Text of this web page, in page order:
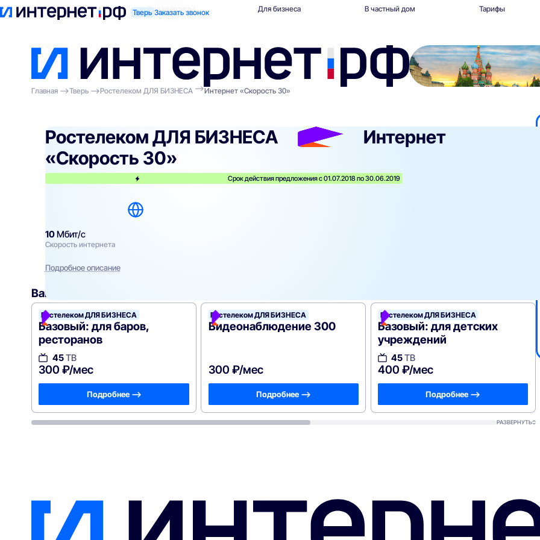
Тверь Заказать звонок
Поиск по адресу Для квартиры Для бизнеса В частный дом Тарифы
Главная
Тверь Ростелеком ДЛЯ БИЗНЕСА Интернет «Скорость 30»
Ростелеком ДЛЯ БИЗНЕСА
Интернет
«Скорость 30»
Срок действия предложения с 01.07.2018 по 30.06.2019
10Мбит/с
Скорость интернета
Подробное описание
Вам могут подойти
Ростелеком ДЛЯ БИЗНЕСА
Базовый: для баров,
ресторанов
45ТВ
300 ₽/мес
Подробнее —>
Ростелеком ДЛЯ БИЗНЕСА
Видеонаблюдение 300
300 ₽/мес
Подробнее —>
Ростелеком ДЛЯ БИЗНЕСА
Базовый: для детских
учреждений
45ТВ
400 ₽/мес
Подробнее —>
РАЗВЕРНУТЬ